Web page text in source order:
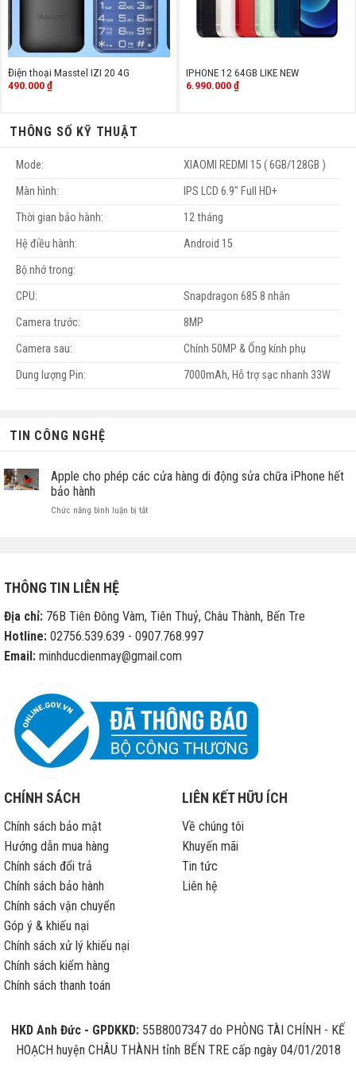
Điện thoại Masstel IZI 20 4G
490.000₫
IPHONE 12 64GB LIKE NEW
6.990.000₫
THÔNG SỐ KỸ THUẬT
Mode:
XIAOMI REDMI 15 ( 6GB/128GB )
Màn hình:
IPS LCD 6.9" Full HD+
Thời gian bảo hành:
12 tháng
Hệ điều hành:
Android 15
Bộ nhớ trong:
CPU:
Snapdragon 685 8 nhân
Camera trước:
8MP
Camera sau:
Chính 50MP & Ống kính phụ
Dung lượng Pin:
7000mAh, Hỗ trợ sạc nhanh 33W
TIN CÔNG NGHỆ
Apple cho phép các cửa hàng di động sửa chữa iPhone hết
bảo hành
Chức năng bình luận bị tắtở
động
sửa
iPhone
hành
THÔNG TIN LIÊN HỆ
Địa chỉ: 76B Tiên Đông Vàm, Tiên Thuỷ, Châu Thành, Bến Tre
Hotline: 02756.539.639 - 0907.768.997
Email: minhducdienmay@gmail.com
CHÍNH SÁCH
Chính sách bảo mật
Hướng dẫn mua hàng
Chính sách đổi trả
Chính sách bảo hành
Chính sách vận chuyển
Góp ý & khiếu nại
Chính sách xử lý khiếu nại
Chính sách kiểm hàng
Chính sách thanh toán
LIÊN KẾT HỮU ÍCH
Về chúng tôi
Khuyến mãi
Tin tức
Liên hệ
HKD Anh Đức - GPDKKD: 55B8007347 do PHÒNG TÀI CHÍNH - KẾ
HOẠCH huyện CHÂU THÀNH tỉnh BẾN TRE cấp ngày 04/01/2018